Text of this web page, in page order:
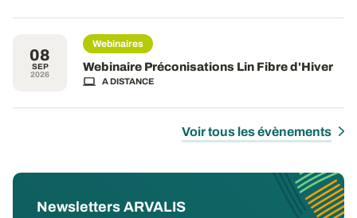
08
SEP
2026
Webinaires
Webinaire Préconisations Lin Fibre d'Hiver
A DISTANCE
Voir tous les évènements
Newsletters ARVALIS